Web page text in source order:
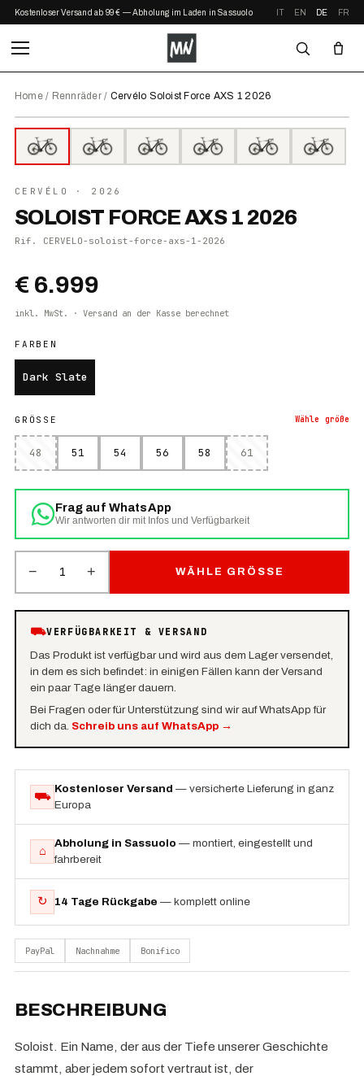
Kostenloser Versand ab 99 € — Abholung im Laden in Sassuolo IT EN DE FR
Home/ Rennräder/ Cervélo Soloist Force AXS 1 2026
2026 AUF LAGER
CERVÉLO · 2026
SOLOIST FORCE AXS 1 2026
Rif. CERVELO-soloist-force-axs-1-2026
€ 6.999
inkl. MwSt. · Versand an der Kasse berechnet
FARBEN
Dark Slate
GRÖSSE Wähle größe
48 51 54 56 58 61
Frag auf WhatsApp
Wir antworten dir mit Infos und Verfügbarkeit
− 1 + WÄHLE GRÖSSE
⛟VERFÜGBARKEIT & VERSAND
Das Produkt ist verfügbar und wird aus dem Lager versendet,
in dem es sich befindet: in einigen Fällen kann der Versand
ein paar Tage länger dauern.
Bei Fragen oder für Unterstützung sind wir auf WhatsApp für
dich da. Schreib uns auf WhatsApp→
⛟
Kostenloser Versand — versicherte Lieferung in ganz
Europa
⌂
Abholung in Sassuolo — montiert, eingestellt und
fahrbereit
↻ 14 Tage Rückgabe — komplett online
PayPal Nachnahme Bonifico
BESCHREIBUNG
Soloist. Ein Name, der aus der Tiefe unserer Geschichte
stammt, aber jedem sofort vertraut ist, der